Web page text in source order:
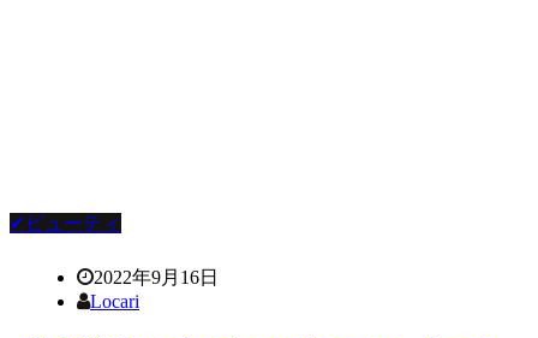
✔ビューティ
2022年9月16日
Locari